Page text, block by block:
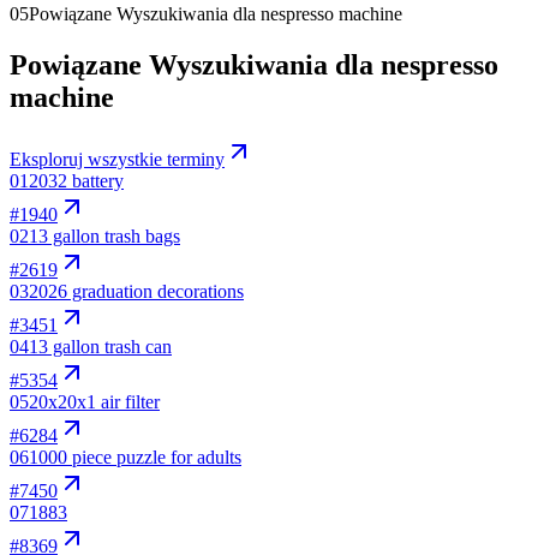
05Powiązane Wyszukiwania dla nespresso machine
Powiązane Wyszukiwania dla nespresso
machine
Eksploruj wszystkie terminy
012032 battery
#1940
0213 gallon trash bags
#2619
032026 graduation decorations
#3451
0413 gallon trash can
#5354
0520x20x1 air filter
#6284
061000 piece puzzle for adults
#7450
071883
#8369